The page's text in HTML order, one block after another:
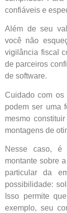
confiáveis e
Além de seu
você não
vigilância fiscal
de parceiros
de software.
Cuidado com os
podem ser uma
mesmo
montagens de
Nesse caso, é
montante sobre
particular da
possibilidade:
Isso permite
exemplo, seu